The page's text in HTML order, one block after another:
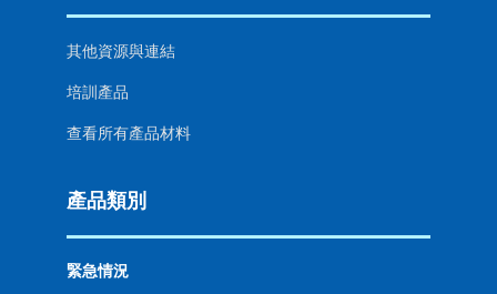
其他資源與連結
培訓產品
查看所有產品材料
產品類別
緊急情況